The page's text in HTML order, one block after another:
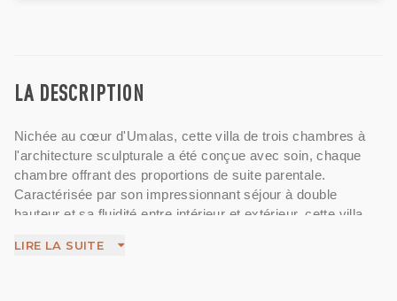
LA DESCRIPTION
Nichée au cœur d'Umalas, cette villa de trois chambres à
l'architecture sculpturale a été conçue avec soin, chaque
chambre offrant des proportions de suite parentale.
Caractérisée par son impressionnant séjour à double
hauteur et sa fluidité entre intérieur et extérieur, cette villa
architecturaux remarquables.
LIRE LA SUITE